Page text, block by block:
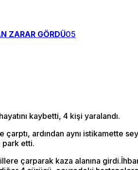
ZARAR GÖRDÜ05
kaybetti, 4 kişi yaralandı.
ardından aynı istikamette
park etti.
çarparak kaza alanına